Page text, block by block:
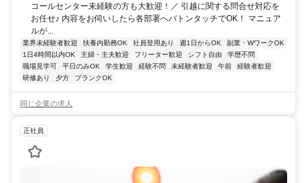
コールセンター未経験の方も大歓迎！／ 引越に関する問合せ対応を
お任せ♪ 内容をお伺いしたら各部署へバトンタッチでOK！ マニュア
ルが...
業界未経験者歓迎 扶養内勤務OK 社員登用あり 週1日からOK
副業・WワークOK
1日4時間以内OK
主婦・主夫歓迎 フリーター歓迎 シフト自由
学歴不問
職場見学可
平日のみOK 学生歓迎 経験不問 未経験者歓迎 午前
経験者歓迎
研修あり
夕方 ブランクOK
同じ企業の求人
正社員